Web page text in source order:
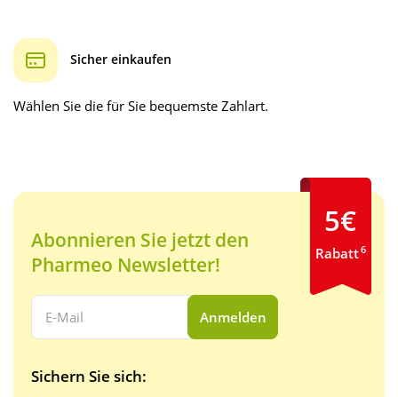
Sicher einkaufen
Wählen Sie die für Sie bequemste Zahlart.
Abonnieren Sie jetzt den
Pharmeo Newsletter!
Ihre E-Mail Adresse:
Anmelden
Sichern Sie sich:
5€
Rabatt6